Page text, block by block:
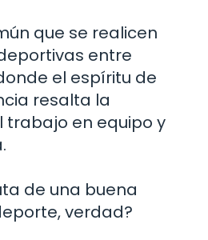
que se realicen
entre
el espíritu de
resalta la
en equipo y
de una buena
verdad?